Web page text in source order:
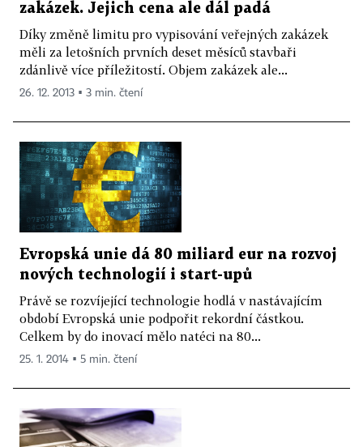
zakázek. Jejich cena ale dál padá
Díky změně limitu pro vypisování veřejných zakázek
měli za letošních prvních deset měsíců stavbaři
zdánlivě více příležitostí. Objem zakázek ale...
26. 12. 2013 ▪ 3 min. čtení
Evropská unie dá 80 miliard eur na rozvoj
nových technologií i start-upů
Právě se rozvíjející technologie hodlá v nastávajícím
období Evropská unie podpořit rekordní částkou.
Celkem by do inovací mělo natéci na 80...
25. 1. 2014 ▪ 5 min. čtení